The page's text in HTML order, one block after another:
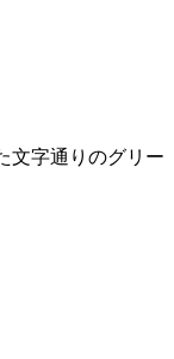
文字通りのグリー